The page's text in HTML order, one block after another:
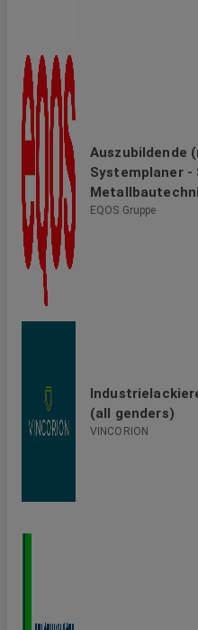
Auszubildende
Systemplaner -
EQOS Gruppe
(all genders)
VINCORION